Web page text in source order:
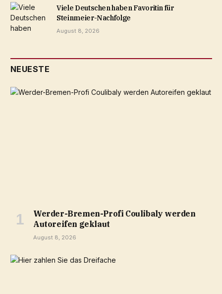
Viele Deutschen haben Favoritin für
Steinmeier-Nachfolge
August 8, 2026
NEUESTE
Werder-Bremen-Profi Coulibaly werden
Autoreifen geklaut
August 8, 2026